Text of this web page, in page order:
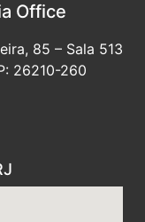
Office
85 – Sala 513
26210-260